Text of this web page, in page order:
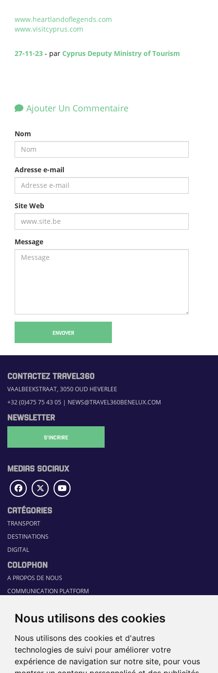
Nous utilisons des cookies
Nous utilisons des cookies et d'autres
technologies de suivi pour améliorer votre
expérience de navigation sur notre site, pour vous
www.heartlandoflegends.com
www.visitcyprus.com
27-11-23 - par Cyprus Deputy Ministry of Tourism
Ajouter Un Commentaire
Nom
Adresse e-mail
Site Web
Message
ENVOYER
CONTACTEZ TRAVEL360
VAALBEEKSTRAAT, 3050 OUD HEVERLEE
+32 (0)475 75 43 05 | NEWS@TRAVEL360BENELUX.COM
NEWSLETTER
S'INCRIRE
MEDIAS SOCIAUX
CATÉGORIES
TRANSPORT
DESTINATIONS
DIGITAL
COLOPHON
A PROPOS DE NOUS
COMMUNICATION PLATFORM
RUBRIQUES
GUIDE SECTORIEL
JOBS
ÉVÉNEMENTS